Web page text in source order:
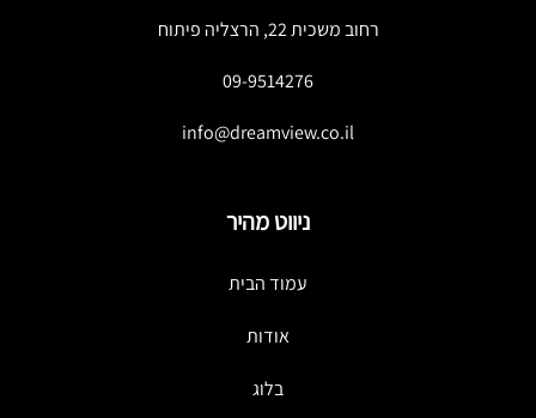
רחוב משכית 22, הרצליה פיתוח
09-9514276
info@dreamview.co.il
ניווט מהיר
עמוד הבית
אודות
בלוג